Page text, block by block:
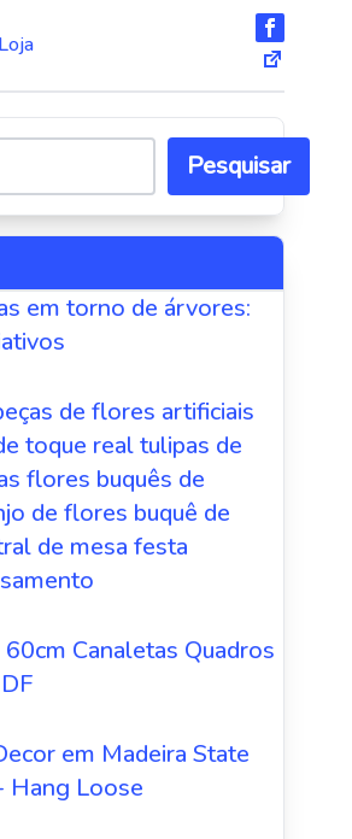
Loja
Pesquisar
em torno de árvores:
de flores artificiais
toque real tulipas de
flores buquês de
de flores buquê de
de mesa festa
Canaletas Quadros
em Madeira State
Hang Loose